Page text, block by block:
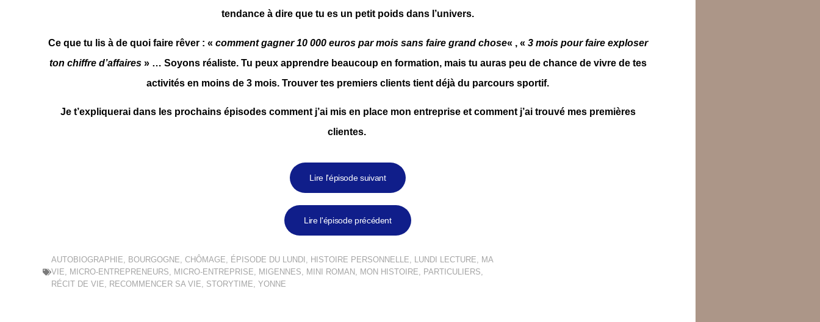
tendance à dire que tu es un petit poids dans l’univers.
Ce que tu lis à de quoi faire rêver : « comment gagner 10 000 euros par mois sans faire grand chose« , « 3 mois pour faire exploser
ton chiffre d’affaires» … Soyons réaliste. Tu peux apprendre beaucoup en formation, mais tu auras peu de chance de vivre de tes
activités en moins de 3 mois. Trouver tes premiers clients tient déjà du parcours sportif.
Je t’expliquerai dans les prochains épisodes comment j’ai mis en place mon entreprise et comment j’ai trouvé mes premières
clientes.
Lire l'épisode suivant
Lire l'épisode précédent
AUTOBIOGRAPHIE, BOURGOGNE, CHÔMAGE, ÉPISODE DU LUNDI , HISTOIRE PERSONNELLE, LUNDI LECTURE, MA
VIE, MICRO-ENTREPRENEURS, MICRO-ENTREPRISE, MIGENNES, MINI ROMAN , MON HISTOIRE, PARTICULIERS,
RÉCIT DE VIE, RECOMMENCER SA VIE, STORYTIME, YONNE